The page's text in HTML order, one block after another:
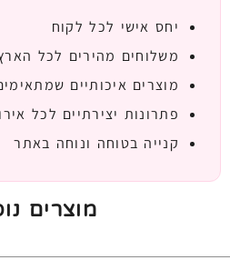
יחס אישי לכל לקוח
משלוחים מהירים לכל
מוצרים איכותיים
פתרונות יצירתיים לכל
קנייה בטוחה ונוחה באתר
מוצרים